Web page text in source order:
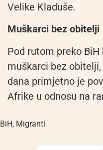
Velike Kladuše.
Muškarci bez obitelji
Pod rutom preko
muškarci bez
dana primjetno je
Afrike u odnosu na
BiH, Migranti